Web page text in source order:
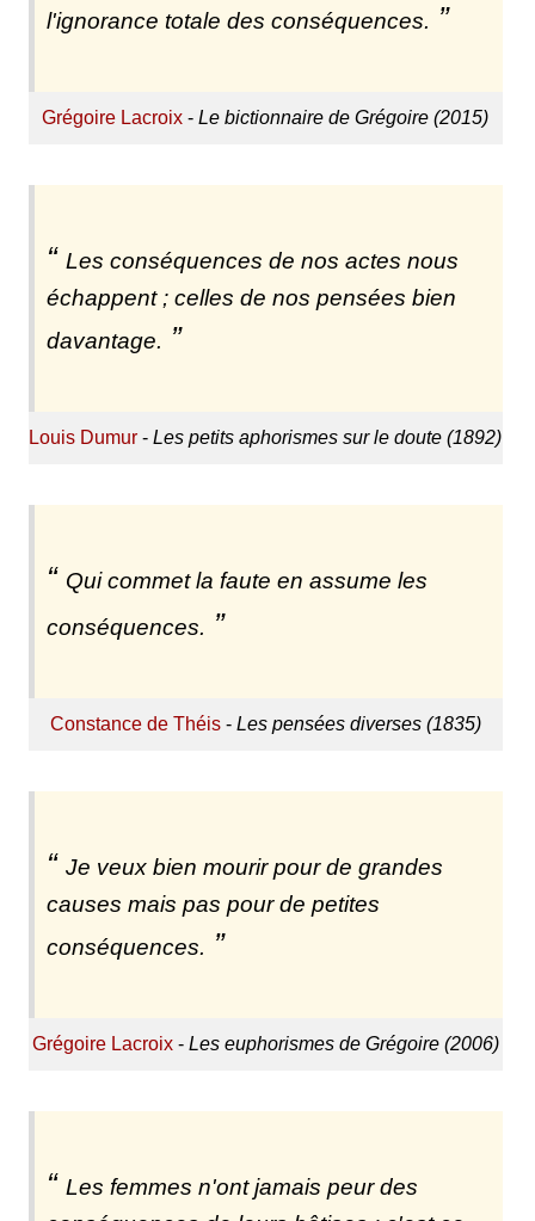
l'ignorance totale des conséquences.
Grégoire Lacroix -Le bictionnaire de Grégoire (2015)
Les conséquences de nos actes nous
échappent ; celles de nos pensées bien
davantage.
Louis Dumur -Les petits aphorismes sur le doute (1892)
Qui commet la faute en assume les
conséquences.
Constance de Théis- Les pensées diverses (1835)
Je veux bien mourir pour de grandes
causes mais pas pour de petites
conséquences.
Grégoire Lacroix- Les euphorismes de Grégoire (2006)
Les femmes n'ont jamais peur des